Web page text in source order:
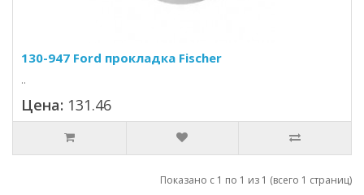
130-947 Ford прокладка Fischer
..
Цена: 131.46
Показано с 1 по 1 из 1 (всего 1 страниц)